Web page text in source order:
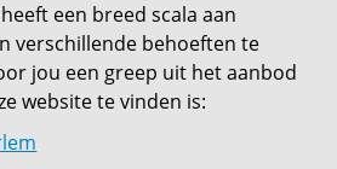
een breed scala aan
verschillende behoeften te
jou een greep uit het aanbod
website te vinden is: